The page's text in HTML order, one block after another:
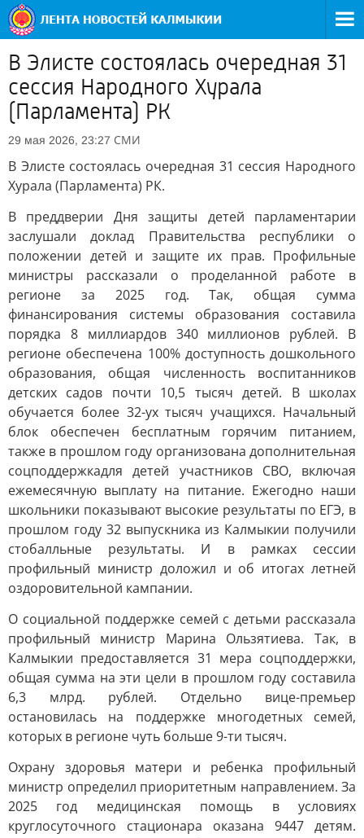
В Элисте состоялась очередная 31
сессия Народного Хурала
(Парламента) РК
29 мая 2026, 23:27 СМИ
В Элисте состоялась очередная 31 сессия Народного
Хурала (Парламента) РК.
В преддверии Дня защиты детей парламентарии
заслушали доклад Правительства республики о
положении детей и защите их прав. Профильные
министры рассказали о проделанной работе в
регионе за 2025 год. Так, общая сумма
финансирования системы образования составила
порядка 8 миллиардов 340 миллионов рублей. В
регионе обеспечена 100% доступность дошкольного
образования, общая численность воспитанников
детских садов почти 10,5 тысяч детей. В школах
обучается более 32-ух тысяч учащихся. Начальный
блок обеспечен бесплатным горячим питанием,
также в прошлом году организована дополнительная
соцподдержкадля детей участников СВО, включая
ежемесячную выплату на питание. Ежегодно наши
школьники показывают высокие результаты по ЕГЭ, в
прошлом году 32 выпускника из Калмыкии получили
стобалльные результаты. И в рамках сессии
профильный министр доложил и об итогах летней
оздоровительной кампании.
О социальной поддержке семей с детьми рассказала
профильный министр Марина Ользятиева. Так, в
Калмыкии предоставляется 31 мера соцподдержки,
общая сумма на эти цели в прошлом году составила
6,3 млрд. рублей. Отдельно вице-премьер
остановилась на поддержке многодетных семей,
которых в регионе чуть больше 9-ти тысяч.
Охрану здоровья матери и ребенка профильный
министр определил приоритетным направлением. За
2025 год медицинская помощь в условиях
круглосуточного стационара оказана 9447 детям.